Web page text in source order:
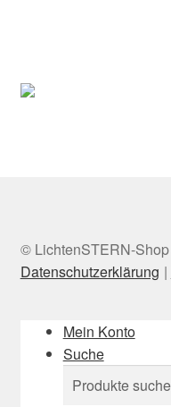
© LichtenSTERN-
Datenschutzerklärung
Mein Konto
Suche
Suchen
nach:
Suchen